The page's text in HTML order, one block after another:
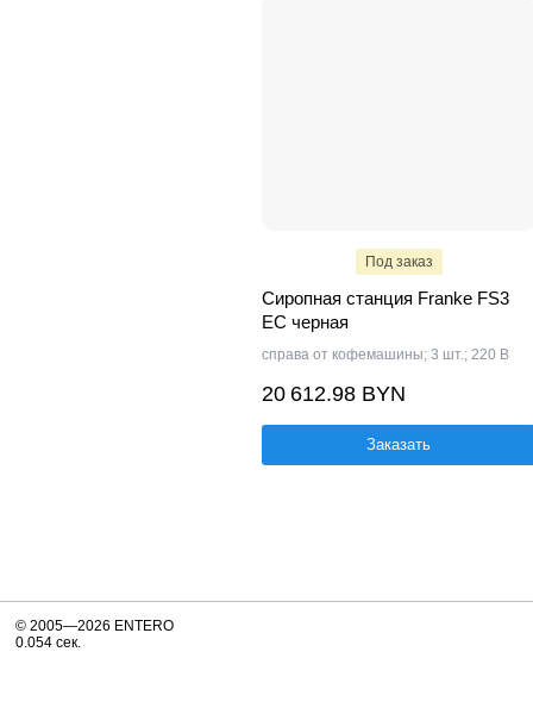
Под заказ
Сиропная станция Franke FS3
EC черная
справа от кофемашины; 3 шт.; 220 В
20 612.98 BYN
Заказать
© 2005—2026 ENTERO
0.054 сек.